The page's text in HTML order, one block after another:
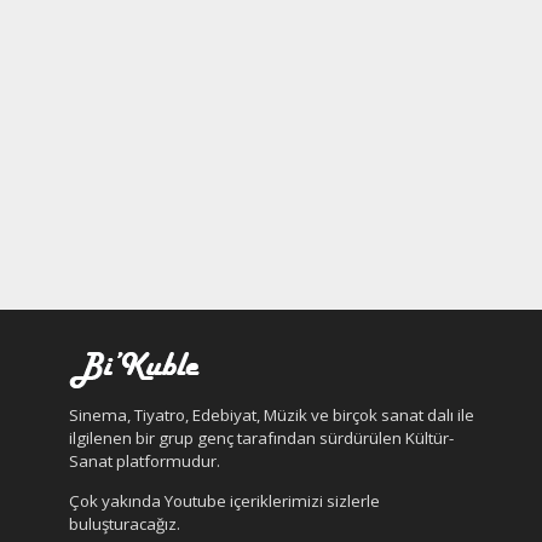
Sinema, Tiyatro, Edebiyat, Müzik ve birçok sanat dalı ile
ilgilenen bir grup genç tarafından sürdürülen Kültür-
Sanat platformudur.
Çok yakında Youtube içeriklerimizi sizlerle
buluşturacağız.